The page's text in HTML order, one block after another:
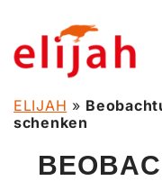
Zum
Inhalt
springen
ELIJAH »
schenken